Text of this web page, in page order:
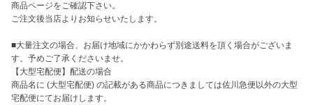
商品ページをご確認下さい。
ご注文後当店よりお知らせいたします。
■大量注文の場合、お届け地域にかかわらず別途送料を頂く場合がございま
す。予めご了承くださいませ。
【大型宅配便】配送の場合
商品名に (大型宅配便) の記載がある商品につきましては佐川急便以外の大型
宅配便にてお届けします。